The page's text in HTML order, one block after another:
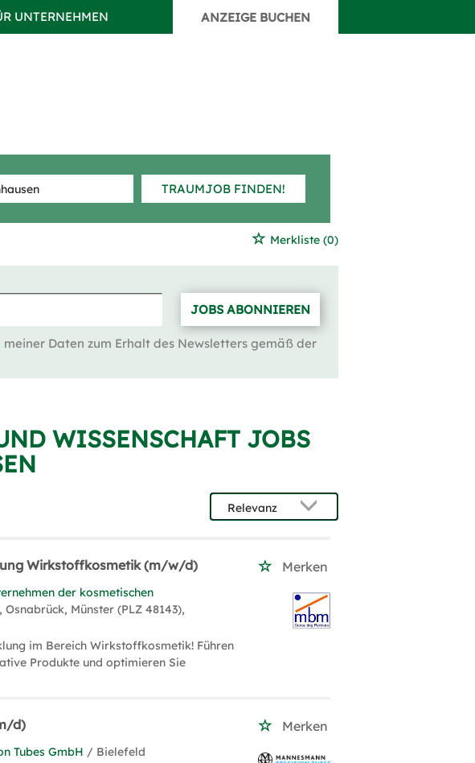
UNTERNEHMEN ANZEIGE BUCHEN
TRAUMJOB FINDEN!
Merkliste (0)
JOBS ABONNIEREN
Daten zum Erhalt des Newsletters gemäß der
WISSENSCHAFT JOBS
Wirkstoffkosmetik (m/w/d) Merken
der kosmetischen
Münster (PLZ 48143),
im Bereich Wirkstoffkosmetik! Führen
Produkte und optimieren Sie
d) Merken
Tubes GmbH / Bielefeld